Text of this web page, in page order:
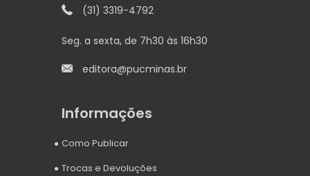
(31) 3319-4792
Seg. a sexta, de 7h30 às 16h30
editora@pucminas.br
Informações
Como Publicar
Trocas e Devoluções